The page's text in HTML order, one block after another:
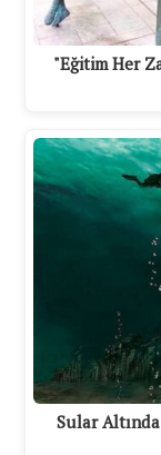
"Eğitim Her
Sular